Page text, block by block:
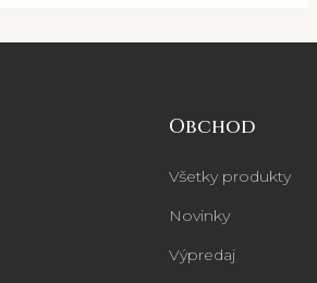
Obchod
Všetky produkty
Novinky
Výpredaj